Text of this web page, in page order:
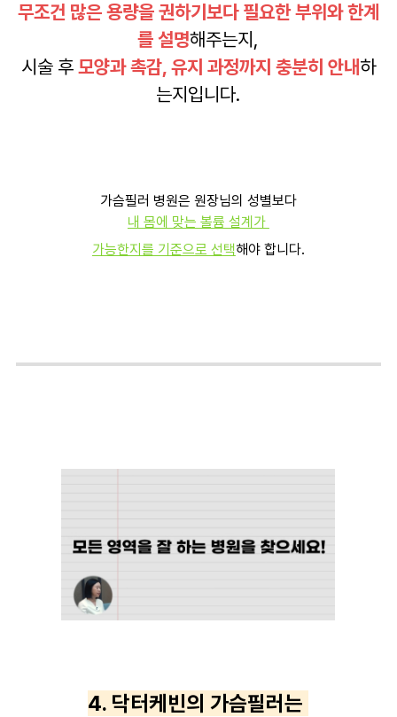
무조건 많은 용량을 권하기보다 필요한 부위와 한계
를 설명해주는지,
시술 후 모양과 촉감, 유지 과정까지 충분히 안내하
는지입니다.
가슴필러 병원은 원장님의 성별보다
내 몸에 맞는 볼륨 설계가
가능한지를 기준으로 선택해야 합니다.
4. 닥터케빈의 가슴필러는